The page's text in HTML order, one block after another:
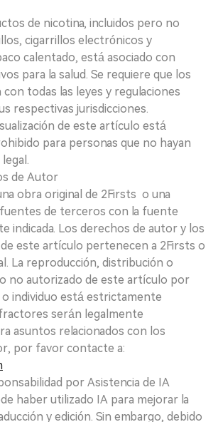
de nicotina, incluidos pero no
cigarrillos electrónicos y
calentado, está asociado con
para la salud. Se requiere que los
todas las leyes y regulaciones
respectivas jurisdicciones.
de este artículo está
para personas que no hayan
de Autor
obra original de 2Firsts o una
de terceros con la fuente
indicada. Los derechos de autor y los
este artículo pertenecen a 2Firsts o
La reproducción, distribución o
no autorizado de este artículo por
individuo está estrictamente
serán legalmente
asuntos relacionados con los
por favor contacte a:
por Asistencia de IA
haber utilizado IA para mejorar la
y edición. Sin embargo, debido